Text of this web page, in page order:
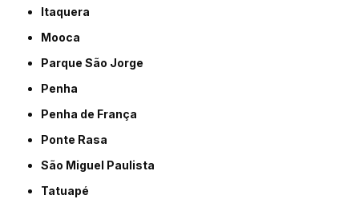
Itaquera
Mooca
Parque São Jorge
Penha
Penha de França
Ponte Rasa
São Miguel Paulista
Tatuapé